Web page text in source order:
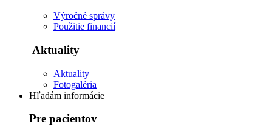
Výročné správy
Použitie financií
Aktuality
Aktuality
Fotogaléria
Hľadám informácie
Pre pacientov